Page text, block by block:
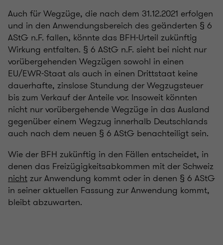
Auch für Wegzüge, die nach dem 31.12.2021 erfolgen
und in den Anwendungsbereich des geänderten § 6
AStG n.F. fallen, könnte das BFH-Urteil zukünftig
Wirkung entfalten. § 6 AStG n.F. sieht bei nicht nur
vorübergehenden Wegzügen sowohl in einen
EU/EWR-Staat als auch in einen Drittstaat keine
dauerhafte, zinslose Stundung der Wegzugsteuer
bis zum Verkauf der Anteile vor. Insoweit könnten
nicht nur vorübergehende Wegzüge in das Ausland
gegenüber einem Wegzug innerhalb Deutschlands
auch nach dem neuen § 6 AStG benachteiligt sein.
Wie der BFH zukünftig in den Fällen entscheidet, in
denen das Freizügigkeitsabkommen mit der Schweiz
nichtzur Anwendung kommt oder in denen § 6 AStG
in seiner aktuellen Fassung zur Anwendung kommt,
bleibt abzuwarten.